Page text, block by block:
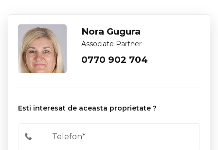
Nora Gugura
Associate Partner
0770 902 704
Esti interesat de aceasta proprietate ?